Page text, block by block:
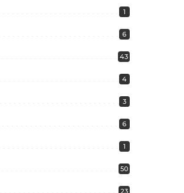
1
6
43
4
3
6
1
50
23